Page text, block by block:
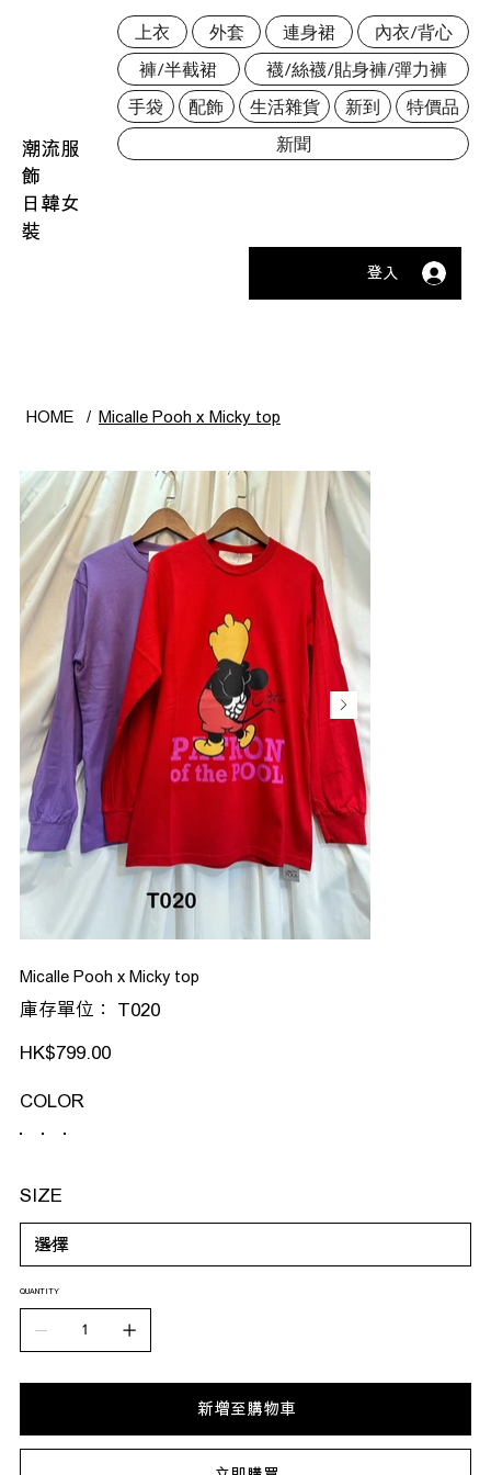
潮流服
飾
日韓女
裝
上衣 外套 連身裙
內衣/背心
褲/半截裙
襪/絲襪/貼身褲/彈力褲
手袋
配飾 生活雜貨 新到
特價品
新聞
登入
HOME / Micalle Pooh x Micky top
Micalle Pooh x Micky top
庫存單位：
SKU
T020
T020
價
格HK$799.00
COLOR
SIZE
QUANTITY
新增至購物車